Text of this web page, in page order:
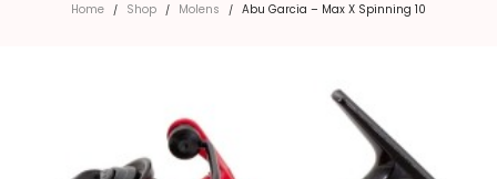
Home / Shop / Molens / Abu Garcia – Max X Spinning 10